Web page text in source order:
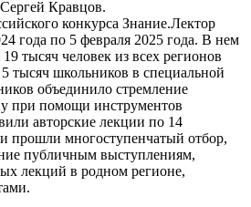
Кравцов.
конкурса Знание.Лектор
года по 5 февраля 2025 года. В нем
тысяч человек из всех регионов
тысяч школьников в специальной
объединило стремление
при помощи инструментов
авторские лекции по 14
прошли многоступенчатый отбор,
публичным выступлениям,
лекций в родном регионе,